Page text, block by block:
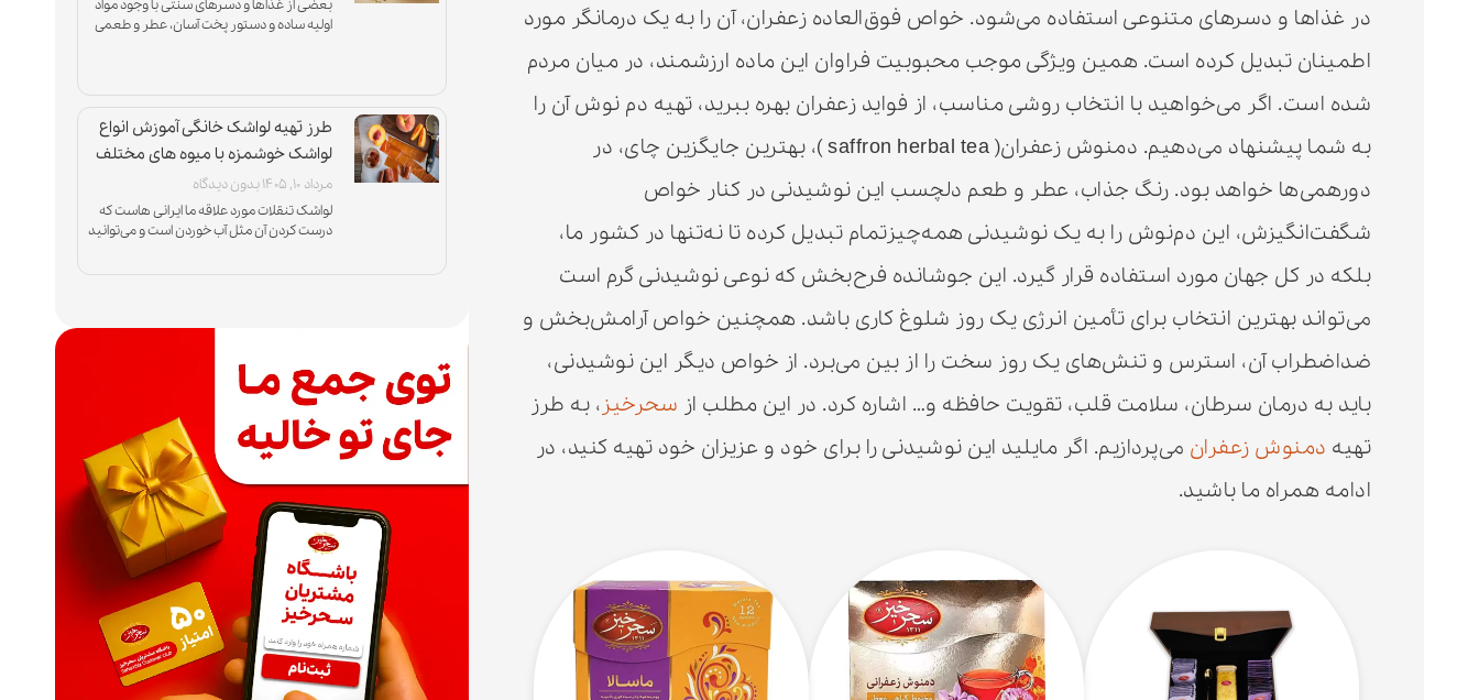
در غذا‌ها و دسرهای متنوعی استفاده می‌شود. خواص فوق‌العاده زعفران، آن را به یک درمانگر مورد
اطمینان تبدیل کرده است. همین ویژگی موجب محبوبیت فراوان این ماده ارزشمند، در میان مردم
شده است. اگر می‌خواهید با انتخاب روشی مناسب، از فواید زعفران بهره ببرید، تهیه دم نوش آن را
به شما پیشنهاد می‌دهیم. دمنوش زعفران( saffron herbal tea )، بهترین جایگزین چای، در
دورهمی‌ها خواهد بود‌. رنگ جذاب، عطر و طعم دلچسب این نوشیدنی در کنار خواص
شگفت‌انگیزش، این دم‌نوش را به یک نوشیدنی همه‌چیزتمام تبدیل کرده تا نه‌تنها در کشور ما،
بلکه در کل جهان مورد استفاده قرار گیرد. این جوشانده فرح‌بخش که نوعی نوشیدنی گرم است
می‌تواند بهترین انتخاب برای تأمین انرژی یک روز شلوغ کاری باشد. همچنین خواص آرامش‌بخش و
ضداضطراب آن، استرس و تنش‌های یک روز سخت را از بین می‌برد. از خواص دیگر این نوشیدنی،
باید به درمان سرطان، سلامت قلب، تقویت حافظه و… اشاره کرد. در این مطلب از سحرخیز ، به طرز
تهیه دمنوش زعفران می‌پردازیم. اگر مایلید این نوشیدنی را برای خود و عزیزان خود تهیه کنید، در
ادامه همراه ما باشید.
بعضی از غذاها و دسرهای سنتی با وجود مواد
اولیه ساده و دستور پخت آسان، عطر و طعمی
طرز تهیه لواشک خانگی آموزش انواع
لواشک خوشمزه با میوه های مختلف
مرداد ۱۰, ۱۴۰۵
بدون دیدگاه
لواشک تنقلات مورد علاقه ما ایرانی هاست که
درست کردن آن مثل آب خوردن است و می‌توانید